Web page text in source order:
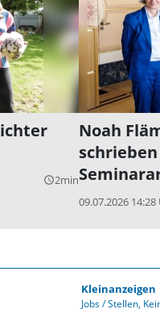
query_builder2min
Noah
09.07.2026 14:28
Kleinanzeigen
Jobs / Stellen